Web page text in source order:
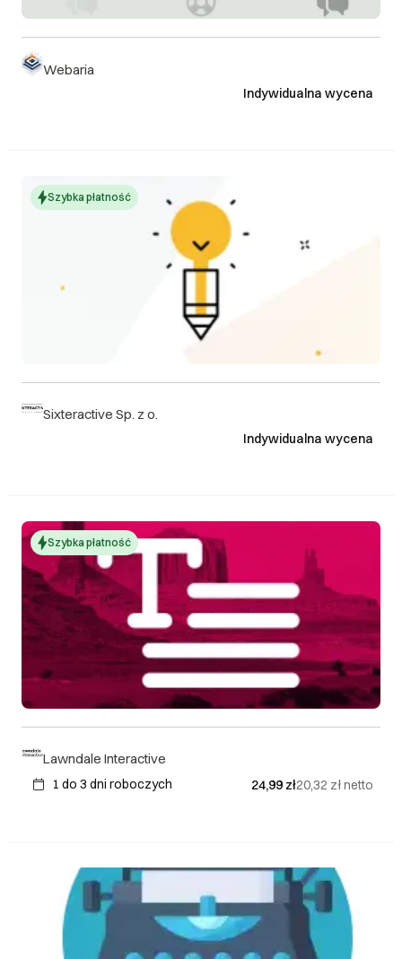
Webaria
Indywidualna wycena
Szybka płatność
Sixteractive Sp. z o.
Indywidualna wycena
Szybka płatność
Lawndale Interactive
1 do 3 dni roboczych 24,99 zł20,32 złnetto